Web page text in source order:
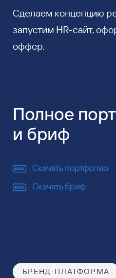
Сделаем концепцию
запустим HR-сайт,
оффер.
Полное
и бриф
Скачать портфолио
Скачать бриф
БРЕНД-ПЛАТФОРМА